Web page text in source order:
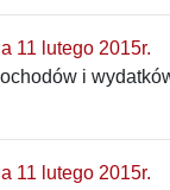
11 lutego 2015r.
i
11 lutego 2015r.